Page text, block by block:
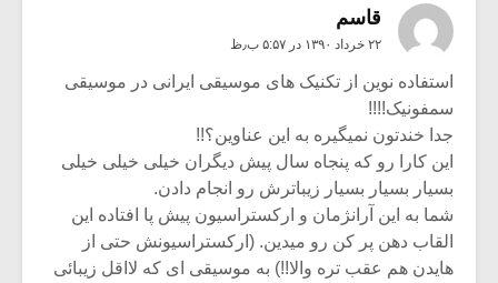
قاسم
۲۲ خرداد ۱۳۹۰ در ۵:۵۷ ب٫ظ
استفاده نوین از تکنیک های موسیقی ایرانی در موسیقی
سمفونیک!!!!
جدا خندتون نمیگیره به این عناوین؟!!
این کارا رو که پنجاه سال پیش دیگران خیلی خیلی خیلی
بسیار بسیار بسیار زیباترش رو انجام دادن.
شما به این آرانژمان و ارکستراسیون پیش پا افتاده این
القاب دهن پر کن رو میدین. (ارکستراسیونش حتی از
هایدن هم عقب تره والا!!) به موسیقی ای که لااقل زیبائی